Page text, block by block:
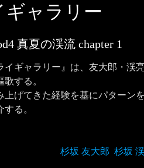
ギャラリー
真夏の渓流 chapter 1
イギャラリー』は、友大郎・渓
する。
上げてきた経験を基にパターン
る。
杉坂 友大郎 杉坂